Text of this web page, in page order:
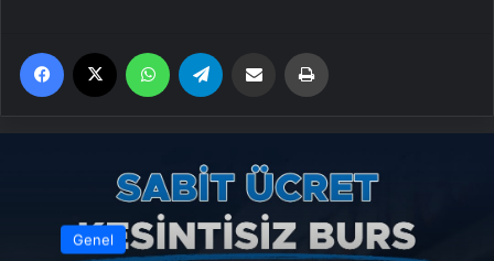
Facebook WhatsApp Email'den paylaş
Genel